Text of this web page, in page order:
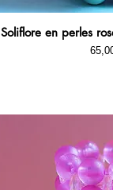
Aperçu
Soliflore en perles
Prix